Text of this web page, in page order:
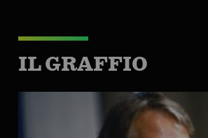
IL GRAFFIO